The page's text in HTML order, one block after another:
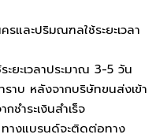
และปริมณฑลใช้ระยะเวลา
ยะเวลาประมาณ 3-5 วัน
าบ หลังจากบริษัทขนส่งเข้า
ชำระเงินสำเร็จ
างแบรนด์จะติดต่อทาง